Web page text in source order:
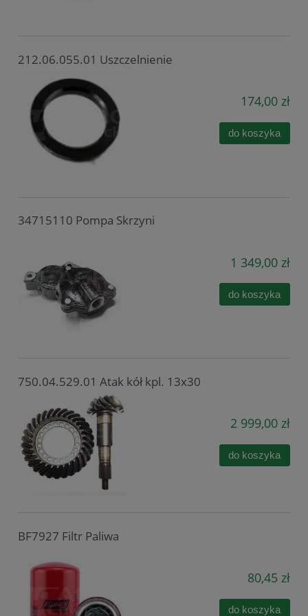
212.06.055.01 Uszczelnienie
174,00 zł
do koszyka
34715110 Pompa Skrzyni
1 349,00 zł
do koszyka
750.04.529.01 Atak kół kpl. 13x30
2 999,00 zł
do koszyka
BF7927 Filtr Paliwa
80,45 zł
do koszyka